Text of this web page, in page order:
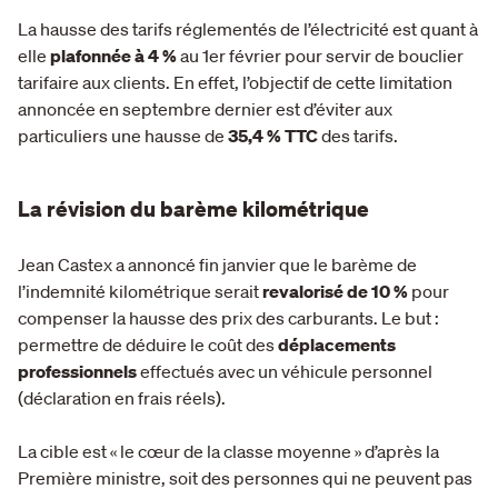
La hausse des tarifs réglementés de l’électricité est quant à
elle plafonnée à 4 %au 1er février pour servir de bouclier
tarifaire aux clients. En effet, l’objectif de cette limitation
annoncée en septembre dernier est d’éviter aux
particuliers une hausse de 35,4 % TTCdes tarifs.
La révision du barème kilométrique
Jean Castex a annoncé fin janvier que le barème de
l’indemnité kilométrique seraitrevalorisé de 10 % pour
compenser la hausse des prix des carburants. Le but :
permettre de déduire le coût desdéplacements
professionnelseffectués avec un véhicule personnel
(déclaration en frais réels).
La cible est « le cœur de la classe moyenne » d’après la
Première ministre, soit des personnes qui ne peuvent pas